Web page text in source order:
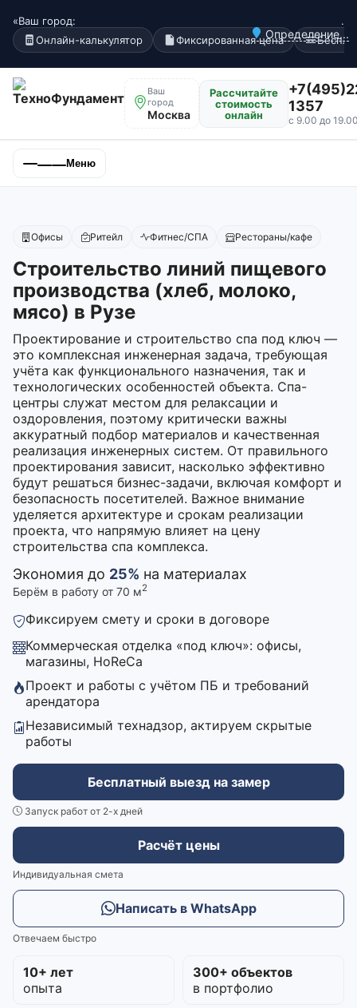
«Ваш город:
Определение...
.
Онлайн-калькулятор
Фиксированная цена
Ваш
город
Москва
Рассчитайте
стоимость
онлайн
1357
с 9.00 до
Меню
Офисы Ритейл Фитнес/СПА Рестораны/кафе
Строительство линий пищевого
производства (хлеб, молоко,
мясо) в Рузе
Проектирование и строительство спа под ключ —
это комплексная инженерная задача, требующая
учёта как функционального назначения, так и
технологических особенностей объекта. Спа-
центры служат местом для релаксации и
оздоровления, поэтому критически важны
аккуратный подбор материалов и качественная
реализация инженерных систем. От правильного
проектирования зависит, насколько эффективно
будут решаться бизнес-задачи, включая комфорт и
безопасность посетителей. Важное внимание
уделяется архитектуре и срокам реализации
проекта, что напрямую влияет на цену
строительства спа комплекса.
Экономия до 25% на материалах
Берём в работу от 70 м2
Фиксируем смету и сроки в договоре
Коммерческая отделка «под ключ»: офисы,
магазины, HoReCa
Проект и работы с учётом ПБ и требований
арендатора
Независимый технадзор, актируем скрытые
работы
Бесплатный выезд на замер
Запуск работ от 2-х дней
Расчёт цены
Индивидуальная смета
Написать в WhatsApp
Отвечаем быстро
10+ лет
опыта
300+ объектов
в портфолио